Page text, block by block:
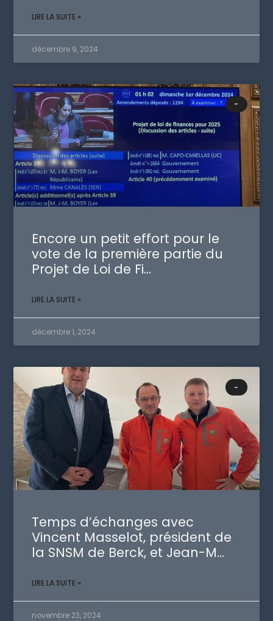
LIRE LA SUITE »
décembre 9, 2024
-
Encore un petit effort pour le
vote de la première partie du
Projet de Loi de Fi…
LIRE LA SUITE »
décembre 1, 2024
-
Temps d’échanges avec
Vincent Masselot, président de
la SNSM de Berck, et Jean-M…
LIRE LA SUITE »
novembre 23, 2024